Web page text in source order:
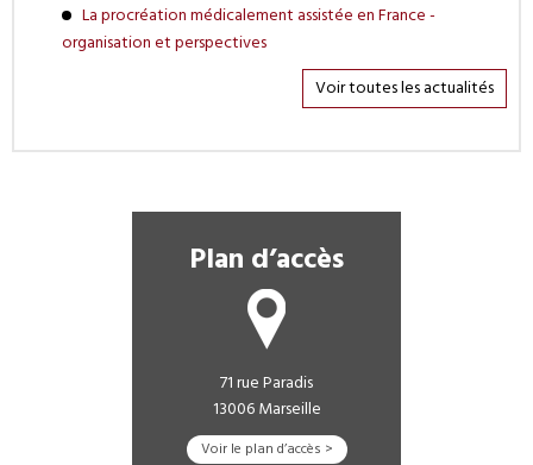
La procréation médicalement assistée en France -
organisation et perspectives
Voir toutes les actualités
Plan d’accès
71 rue Paradis
13006 Marseille
Voir le plan d’accès >